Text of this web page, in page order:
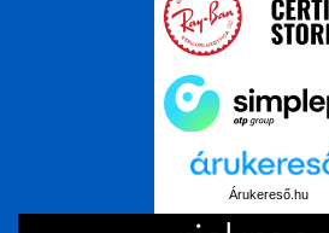
Árukereső.hu